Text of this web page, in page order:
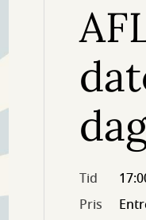
Tid
Pris